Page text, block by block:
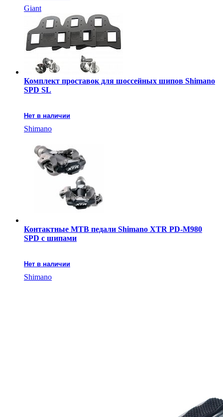
Giant
Комплект проставок для шоссейных шипов Shimano
SPD SL
Нет в наличии
Shimano
Контактные MTB педали Shimano XTR PD-M980
SPD с шипами
Нет в наличии
Shimano